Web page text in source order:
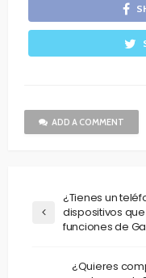
ADD A COMMENT
¿Tienes un
dispositivos
funciones de
¿Quieres